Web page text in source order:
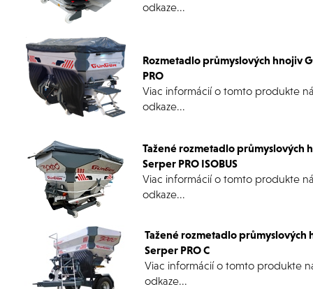
odkaze...
Rozmetadlo průmyslových hnojiv
PRO
Viac informácií o tomto produkte
odkaze...
Tažené rozmetadlo průmyslových
Serper PRO ISOBUS
Viac informácií o tomto produkte
odkaze...
Tažené rozmetadlo průmyslových
Serper PRO C
Viac informácií o tomto produkte
odkaze...